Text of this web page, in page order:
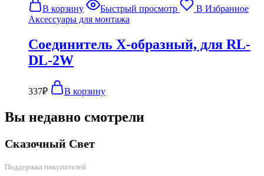
В корзину Быстрый просмотр
В Избранное
Аксессуары для монтажа
Соединитель X-образный, для RL-
DL-2W
337₽ В корзину
Вы недавно смотрели
Сказочный Свет
Поддержка покупателей